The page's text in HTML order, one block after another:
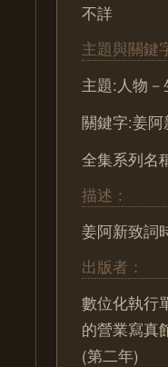
不詳
主題與關鍵
主題:人物－
關鍵字:姜
全集系列名
描述：
姜阿新致詞
出版者：
數位化執行
的營業寫真
(第二年)